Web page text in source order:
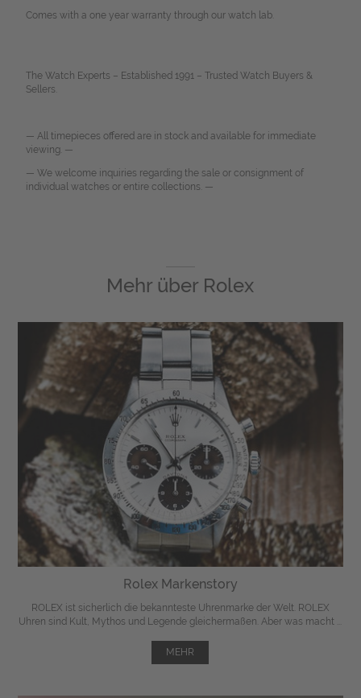
Comes with a one year warranty through our watch lab.
The Watch Experts – Established 1991 – Trusted Watch Buyers &
Sellers.
— All timepieces offered are in stock and available for immediate
viewing. —
— We welcome inquiries regarding the sale or consignment of
individual watches or entire collections. —
Mehr über Rolex
Rolex Markenstory
ROLEX ist sicherlich die bekannteste Uhrenmarke der Welt. ROLEX
Uhren sind Kult, Mythos und Legende gleichermaßen. Aber was macht ...
MEHR